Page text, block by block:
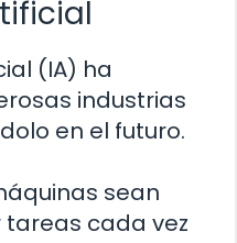
(IA) ha
industrias
en el futuro.
sean
cada vez